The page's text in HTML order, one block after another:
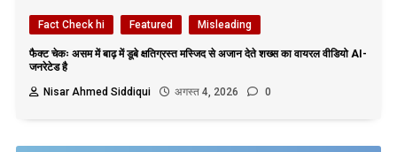
Fact Check hi Featured Misleading
फैक्ट चेकः असम में बाढ़ में डूबे क्षतिग्रस्त मस्जिद से अजान देते शख्स का वायरल वीडियो AI-
जनरेटेड है
Nisar Ahmed Siddiqui
अगस्त 4, 2026 0